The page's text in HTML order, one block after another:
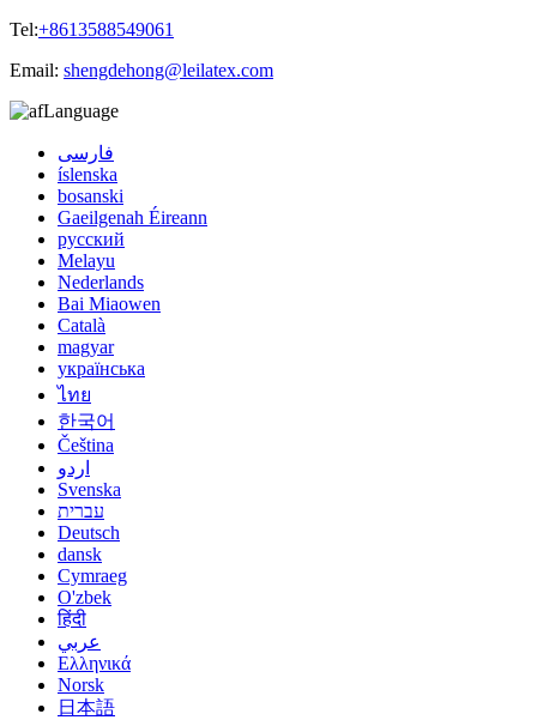
Tel:+8613588549061
Email: shengdehong@leilatex.com
Language
فارسی
íslenska
bosanski
Gaeilgenah Éireann
русский
Melayu
Nederlands
Bai Miaowen
Català
magyar
українська
ไทย
한국어
Čeština
اردو
Svenska
עברית
Deutsch
dansk
Cymraeg
O'zbek
हिंदी
عربي
Ελληνικά
Norsk
日本語